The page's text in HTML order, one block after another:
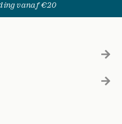
vanaf €20